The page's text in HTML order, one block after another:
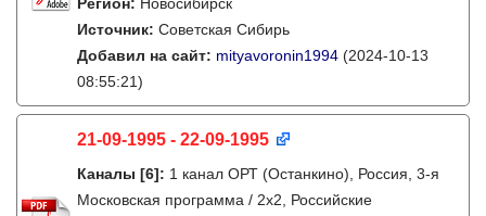
Источник: Советская Сибирь
Добавил на сайт: mityavoronin1994 (2024-10-13
08:55:21)
21-09-1995 - 22-09-1995
Каналы [6]: 1 канал ОРТ (Останкино), Россия, 3-я
Московская программа / 2x2, Российские